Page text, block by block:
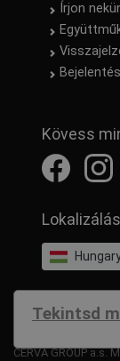
Tekintsd
Írjon
Bejelentés
Kövess
Lokalizálás
CERVA GROUP